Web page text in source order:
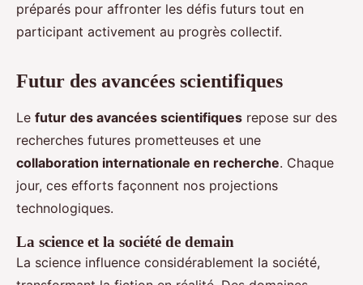
préparés pour affronter les défis futurs tout en
participant activement au progrès collectif.
Futur des avancées scientifiques
Le futur des avancées scientifiques repose sur des
recherches futures prometteuses et une
collaboration internationale en recherche. Chaque
jour, ces efforts façonnent nos projections
technologiques.
La science et la société de demain
La science influence considérablement la société,